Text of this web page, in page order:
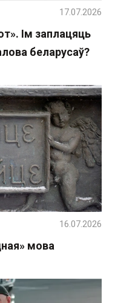
Ім заплацяць
беларусаў?
17.07.2026
мова
16.07.2026